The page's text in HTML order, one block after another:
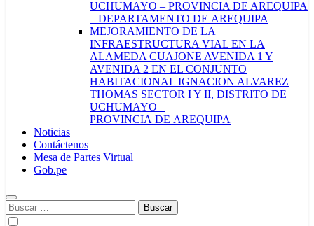
UCHUMAYO – PROVINCIA DE AREQUIPA
– DEPARTAMENTO DE AREQUIPA
MEJORAMIENTO DE LA
INFRAESTRUCTURA VIAL EN LA
ALAMEDA CUAJONE AVENIDA 1 Y
AVENIDA 2 EN EL CONJUNTO
HABITACIONAL IGNACION ALVAREZ
THOMAS SECTOR I Y II, DISTRITO DE
UCHUMAYO –
PROVINCIA DE AREQUIPA
Noticias
Contáctenos
Mesa de Partes Virtual
Gob.pe
Buscar: